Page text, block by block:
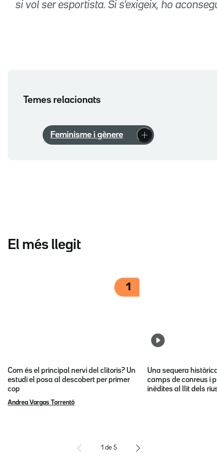
si vol ser esportista. Si s'exigeix, ho
Temes relacionats
Feminisme i gènere
El més llegit
1
Com és el principal nervi del clítoris? Un
estudi el posa al descobert per primer
cop
Andrea Vargas Torrentó
Una sequera
camps de conreus i
inèdites al llit dels
1 de 5